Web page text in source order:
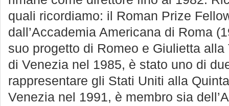
quali ricordiamo: il Roman Prize
dall’Accademia Americana di Roma
suo progetto di Romeo e Giulietta alla
di Venezia nel 1985, è stato uno di
rappresentare gli Stati Uniti alla
Venezia nel 1991, è membro sia